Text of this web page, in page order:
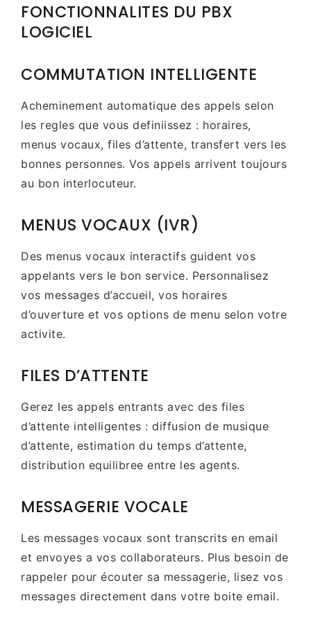
FONCTIONNALITES DU PBX
LOGICIEL
COMMUTATION INTELLIGENTE
Acheminement automatique des appels selon
les regles que vous definiissez : horaires,
menus vocaux, files d’attente, transfert vers les
bonnes personnes. Vos appels arrivent toujours
au bon interlocuteur.
MENUS VOCAUX (IVR)
Des menus vocaux interactifs guident vos
appelants vers le bon service. Personnalisez
vos messages d’accueil, vos horaires
d’ouverture et vos options de menu selon votre
activite.
FILES D’ATTENTE
Gerez les appels entrants avec des files
d’attente intelligentes : diffusion de musique
d’attente, estimation du temps d’attente,
distribution equilibree entre les agents.
MESSAGERIE VOCALE
Les messages vocaux sont transcrits en email
et envoyes a vos collaborateurs. Plus besoin de
rappeler pour écouter sa messagerie, lisez vos
messages directement dans votre boite email.